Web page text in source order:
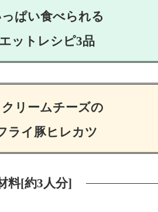
ぱい食べられる
ットレシピ3品
リームチーズの
ライ豚ヒレカツ
料[約3人分]